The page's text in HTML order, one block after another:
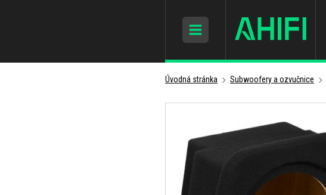
Úvodná stránka Subwoofery a ozvučnice